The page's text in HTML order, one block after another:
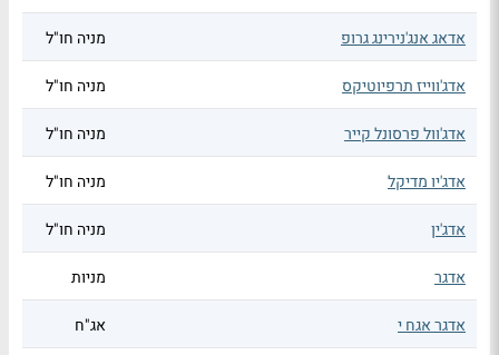
אדאג אנג'נירינג גרופ מניה חו"ל
אדג'ווייז תרפיוטיקס מניה חו"ל
אדג'וול פרסונל קייר מניה חו"ל
אדג'יו מדיקל מניה חו"ל
אדג'ין מניה חו"ל
אדגר מניות
אדגר אגח י אג"ח